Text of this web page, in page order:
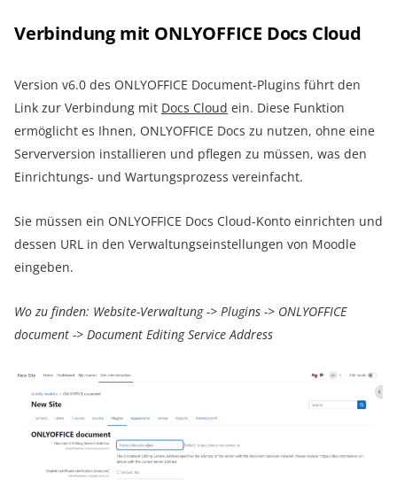
Verbindung mit ONLYOFFICE Docs Cloud
Version v6.0 des ONLYOFFICE Document-Plugins führt den
Link zur Verbindung mit Docs Cloud ein. Diese Funktion
ermöglicht es Ihnen, ONLYOFFICE Docs zu nutzen, ohne eine
Serverversion installieren und pflegen zu müssen, was den
Einrichtungs- und Wartungsprozess vereinfacht.
Sie müssen ein ONLYOFFICE Docs Cloud-Konto einrichten und
dessen URL in den Verwaltungseinstellungen von Moodle
eingeben.
Wo zu finden: Website-Verwaltung -> Plugins -> ONLYOFFICE
document -> Document Editing Service Address